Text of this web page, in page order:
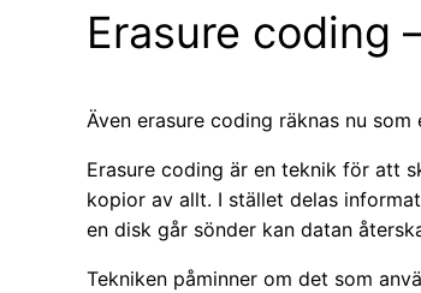
Erasure coding
Även erasure coding räknas nu
Erasure coding är en teknik för att
kopior av allt. I stället delas
en disk går sönder kan datan
Tekniken påminner om det som